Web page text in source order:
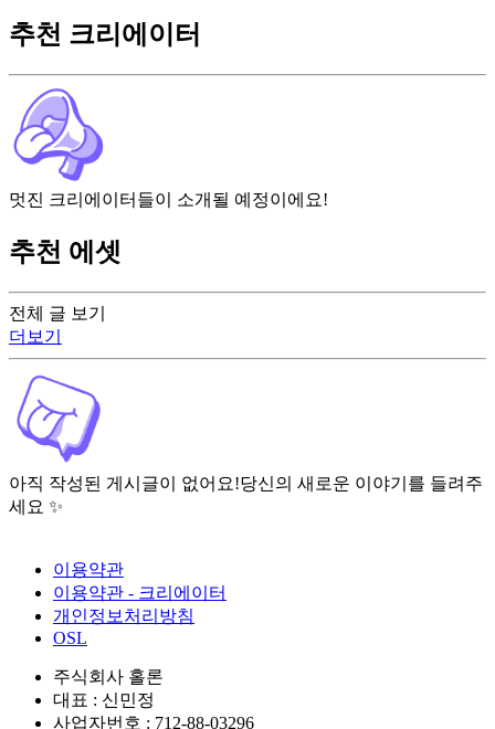
전체 글 보기
더보기
아직 작성된 게시글이 없어요!당신의 새로운 이야기를 들려주
세요 ✨
추천 크리에이터
멋진 크리에이터들이 소개될 예정이에요!
추천 에셋
이용약관
이용약관 - 크리에이터
개인정보처리방침
OSL
주식회사 홀론
대표 : 신민정
사업자번호 : 712-88-03296